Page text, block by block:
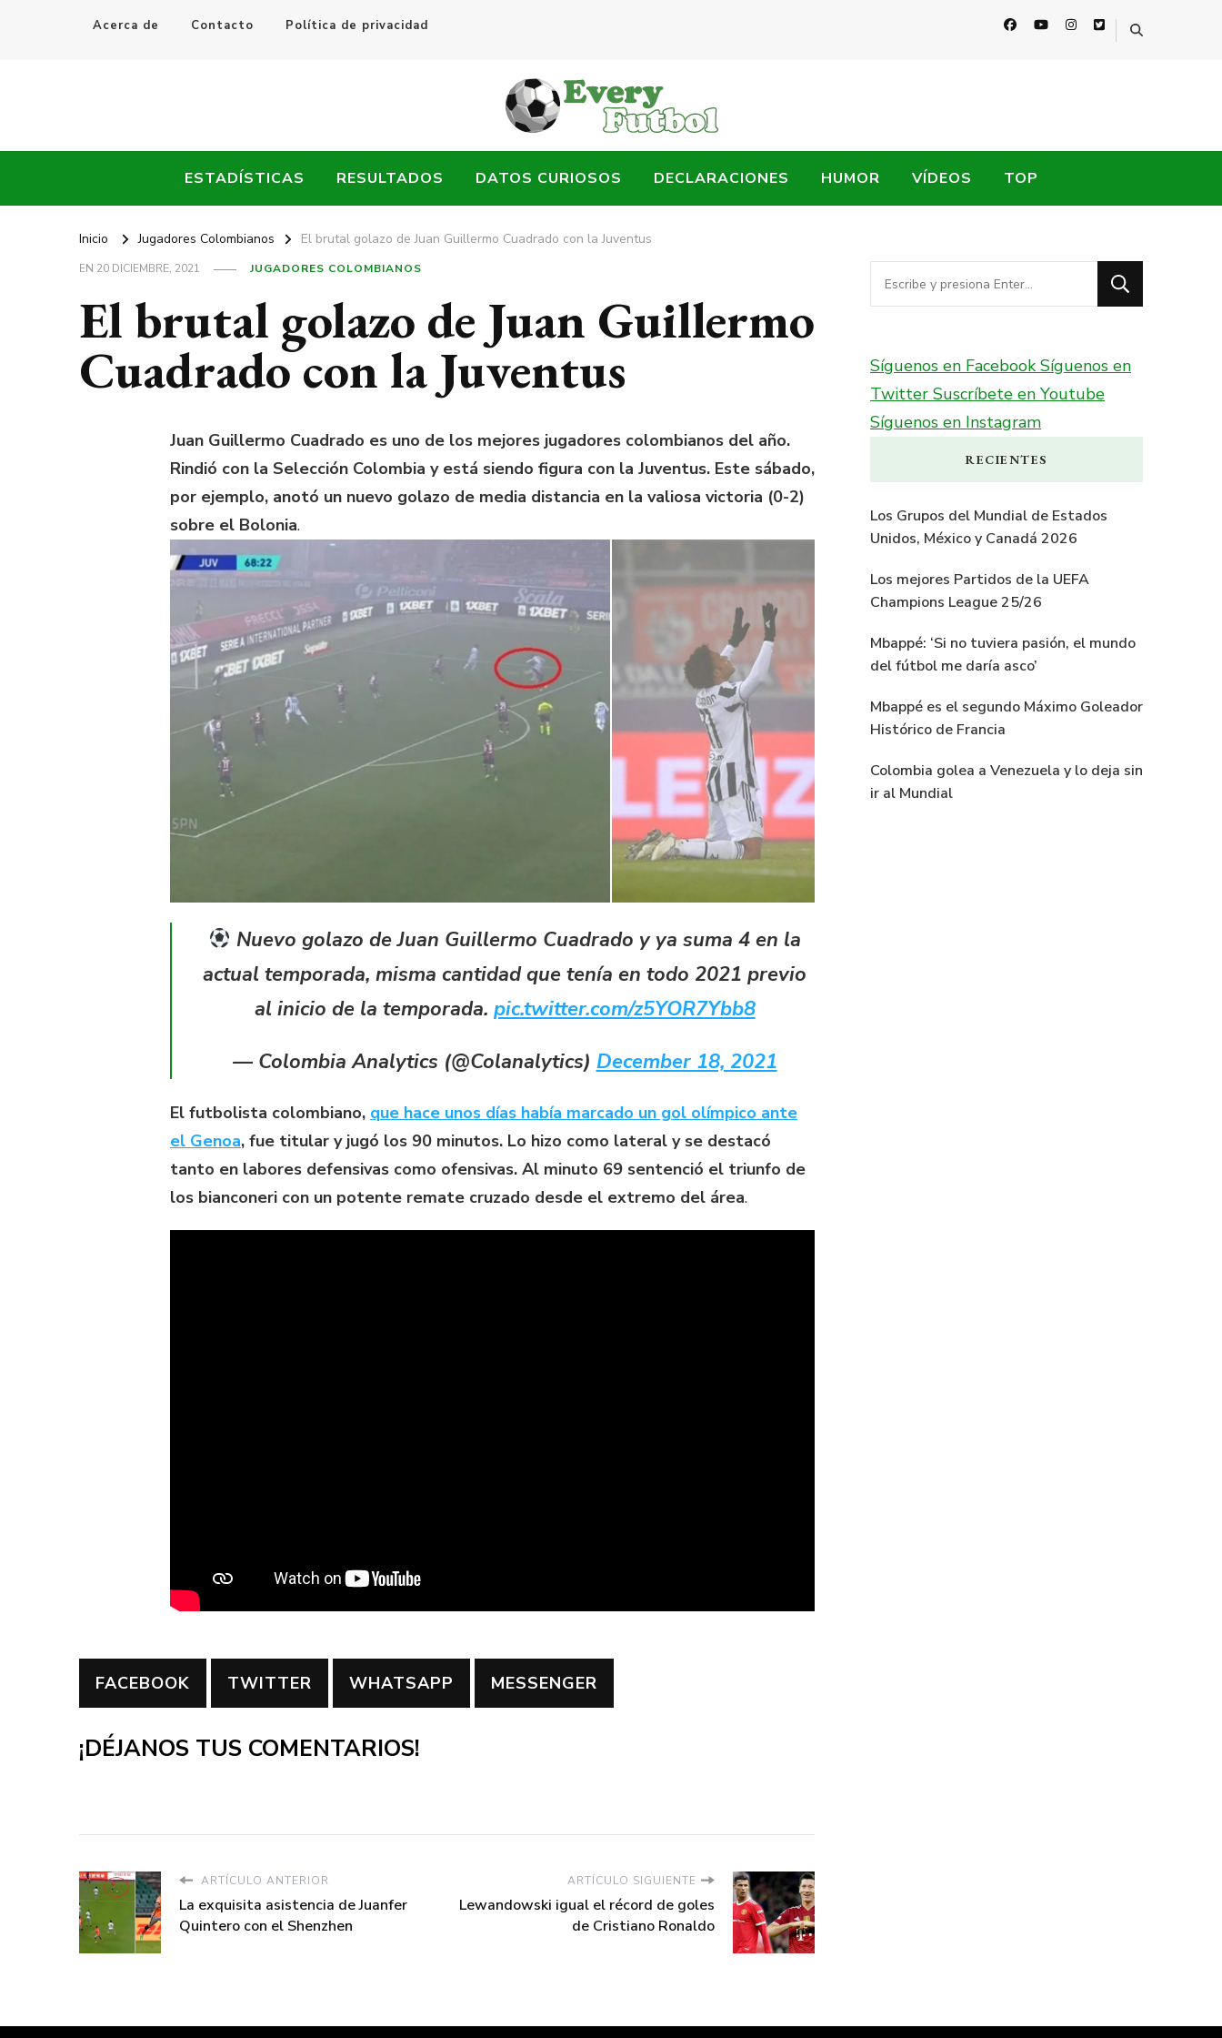
Acerca de Contacto Política de privacidad
Every Fútbol
ESTADÍSTICAS RESULTADOS DATOS CURIOSOS DECLARACIONES HUMOR VÍDEOS TOP
Inicio Jugadores Colombianos El brutal golazo de Juan Guillermo Cuadrado con la Juventus
EN 20 DICIEMBRE, 2021 JUGADORES COLOMBIANOS
El brutal golazo de Juan Guillermo
Cuadrado con la Juventus
Juan Guillermo Cuadrado es uno de los mejores jugadores colombianos del año.
Rindió con la Selección Colombia y está siendo figura con la Juventus. Este sábado,
por ejemplo, anotó un nuevo golazo de media distancia en la valiosa victoria (0-2)
sobre el Bolonia.
Nuevo golazo de Juan Guillermo Cuadrado y ya suma 4 en la
actual temporada, misma cantidad que tenía en todo 2021 previo
al inicio de la temporada. pic.twitter.com/z5YOR7Ybb8
— Colombia Analytics (@Colanalytics) December 18, 2021
El futbolista colombiano, que hace unos días había marcado un gol olímpico ante
el Genoa, fue titular y jugó los 90 minutos. Lo hizo como lateral y se destacó
tanto en labores defensivas como ofensivas. Al minuto 69 sentenció el triunfo de
los bianconeri con un potente remate cruzado desde el extremo del área.
FACEBOOK TWITTER WHATSAPP MESSENGER
¡DÉJANOS TUS COMENTARIOS!
ARTÍCULO ANTERIOR
La exquisita asistencia de Juanfer
Quintero con el Shenzhen
ARTÍCULO SIGUIENTE
Lewandowski igual el récord de goles
de Cristiano Ronaldo
¿Buscas
algo?
Síguenos en FacebookSíguenos en
Twitter Suscríbete en Youtube
Síguenos en Instagram
RECIENTES
Los Grupos del Mundial de Estados
Unidos, México y Canadá 2026
Los mejores Partidos de la UEFA
Champions League 25/26
Mbappé: ‘Si no tuviera pasión, el mundo
del fútbol me daría asco’
Mbappé es el segundo Máximo Goleador
Histórico de Francia
Colombia golea a Venezuela y lo deja sin
ir al Mundial